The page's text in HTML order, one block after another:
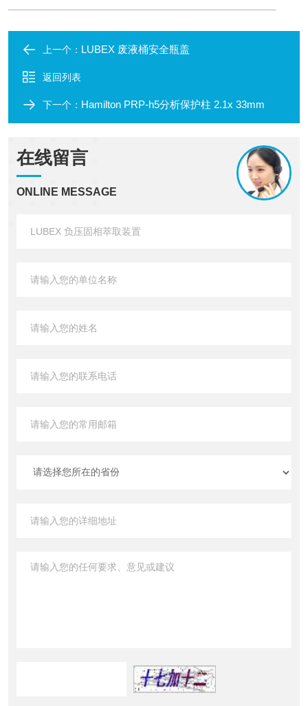
上一个： LUBEX 废液桶安全瓶盖
返回列表
下一个： Hamilton PRP-h5分析保护柱 2.1x 33mm
在线留言
ONLINE MESSAGE